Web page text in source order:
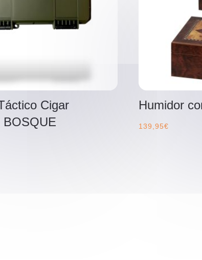
Cigar
BOSQUE
Humidor
139,95€